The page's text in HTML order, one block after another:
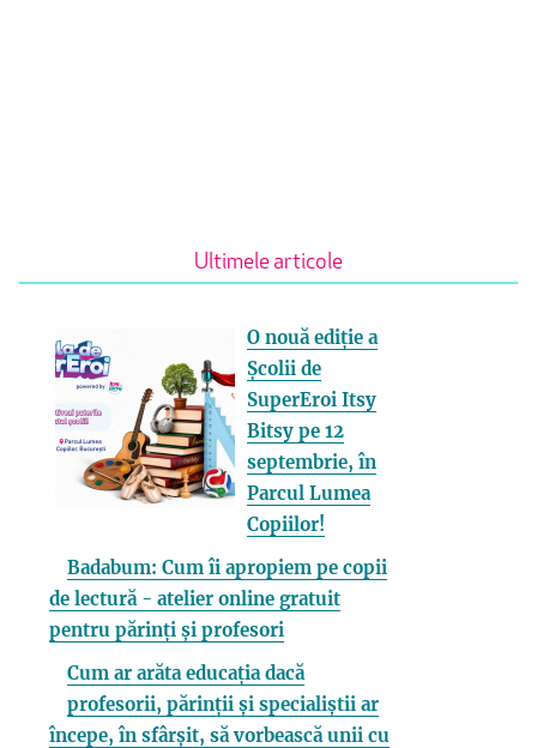
Ultimele articole
O nouă ediție a
Școlii de
SuperEroi Itsy
Bitsy pe 12
septembrie, în
Parcul Lumea
Copiilor!
Badabum: Cum îi apropiem pe copii
de lectură - atelier online gratuit
pentru părinți și profesori
Cum ar arăta educația dacă
profesorii, părinții și specialiștii ar
începe, în sfârșit, să vorbească unii cu